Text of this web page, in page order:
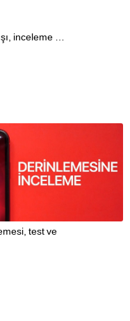
inceleme …
test ve